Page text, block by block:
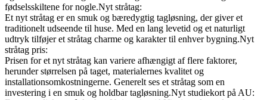
fødselsskiltene for nogle.Nyt stråtag:
Et nyt stråtag er en smuk og bæredygtig tagløsning, der giver et
traditionelt udseende til huse. Med en lang levetid og et naturligt
udtryk tilføjer et stråtag charme og karakter til enhver bygning.Nyt
stråtag pris:
Prisen for et nyt stråtag kan variere afhængigt af flere faktorer,
herunder størrelsen på taget, materialernes kvalitet og
installationsomkostningerne. Generelt ses et stråtag som en
investering i en smuk og holdbar tagløsning.Nyt studiekort på AU: